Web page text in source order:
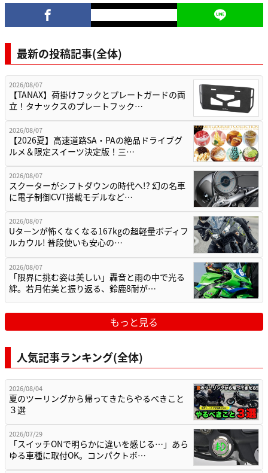
最新の投稿記事(全体)
2026/08/07
【TANAX】荷掛けフックとプレートガードの両
立！タナックスのプレートフック…
2026/08/07
【2026夏】高速道路SA・PAの絶品ドライブグ
ルメ＆限定スイーツ決定版！三…
2026/08/07
スクーターがシフトダウンの時代へ!? 幻の名車
に電子制御CVT搭載モデルなど…
2026/08/07
Uターンが怖くなくなる167kgの超軽量ボディフ
ルカウル! 普段使いも安心の…
2026/08/07
「限界に挑む姿は美しい」轟音と雨の中で光る
絆。若月佑美と振り返る、鈴鹿8耐が…
もっと見る
人気記事ランキング(全体)
2026/08/04
夏のツーリングから帰ってきたらやるべきこと
３選
2026/07/29
「スイッチONで明らかに違いを感じる…」あら
ゆる車種に取付OK。コンパクトボ…